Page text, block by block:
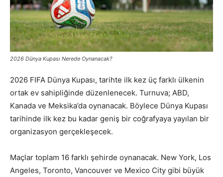
2026 Dünya Kupası Nerede Oynanacak?
2026 FIFA Dünya Kupası, tarihte ilk kez üç farklı ülkenin
ortak ev sahipliğinde düzenlenecek. Turnuva; ABD,
Kanada ve Meksika’da oynanacak. Böylece Dünya Kupası
tarihinde ilk kez bu kadar geniş bir coğrafyaya yayılan bir
organizasyon gerçekleşecek.
Maçlar toplam 16 farklı şehirde oynanacak. New York, Los
Angeles, Toronto, Vancouver ve Mexico City gibi büyük